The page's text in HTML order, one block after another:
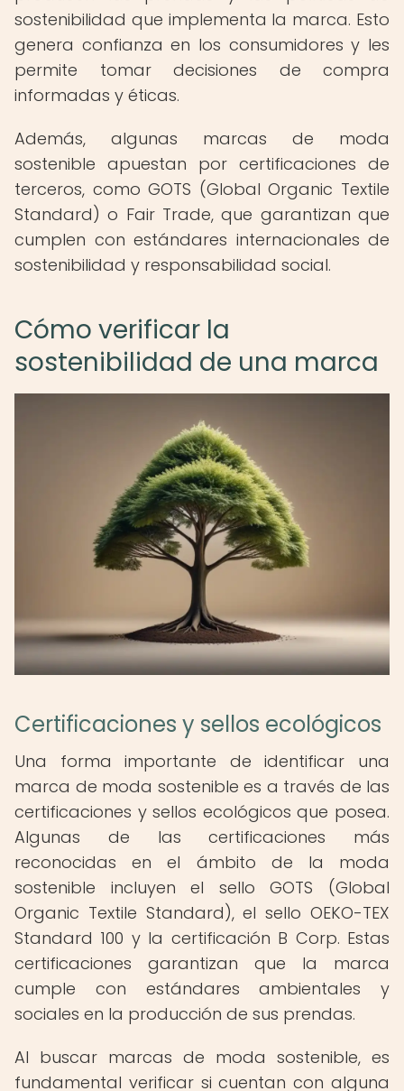
sostenibilidad que implementa la marca. Esto
genera confianza en los consumidores y les
permite tomar decisiones de compra
informadas y éticas.
Además, algunas marcas de moda
sostenible apuestan por certificaciones de
terceros, como GOTS (Global Organic Textile
Standard) o Fair Trade, que garantizan que
cumplen con estándares internacionales de
sostenibilidad y responsabilidad social.
Cómo verificar la
sostenibilidad de una marca
Certificaciones y sellos ecológicos
Una forma importante de identificar una
marca de moda sostenible es a través de las
certificaciones y sellos ecológicos que posea.
Algunas de las certificaciones más
reconocidas en el ámbito de la moda
sostenible incluyen el sello GOTS (Global
Organic Textile Standard), el sello OEKO-TEX
Standard 100 y la certificación B Corp. Estas
certificaciones garantizan que la marca
cumple con estándares ambientales y
sociales en la producción de sus prendas.
Al buscar marcas de moda sostenible, es
fundamental verificar si cuentan con alguna